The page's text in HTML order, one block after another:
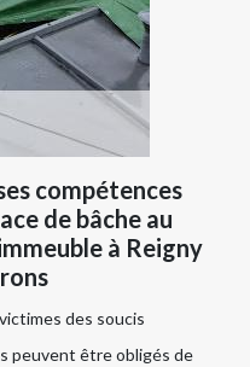
compétences
de bâche au
à Reigny
des soucis
peuvent être obligés de